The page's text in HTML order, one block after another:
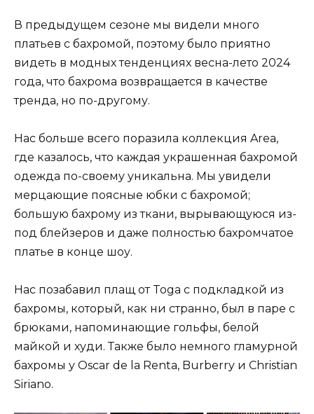
В предыдущем сезоне мы видели много
платьев с бахромой, поэтому было приятно
видеть в модных тенденциях весна-лето 2024
года, что бахрома возвращается в качестве
тренда, но по-другому.
Нас больше всего поразила коллекция Area,
где казалось, что каждая украшенная бахромой
одежда по-своему уникальна. Мы увидели
мерцающие поясные юбки с бахромой;
большую бахрому из ткани, вырывающуюся из-
под блейзеров и даже полностью бахромчатое
платье в конце шоу.
Нас позабавил плащ от Toga с подкладкой из
бахромы, который, как ни странно, был в паре с
брюками, напоминающие гольфы, белой
майкой и худи. Также было немного гламурной
бахромы у Oscar de la Renta, Burberry и Christian
Siriano.